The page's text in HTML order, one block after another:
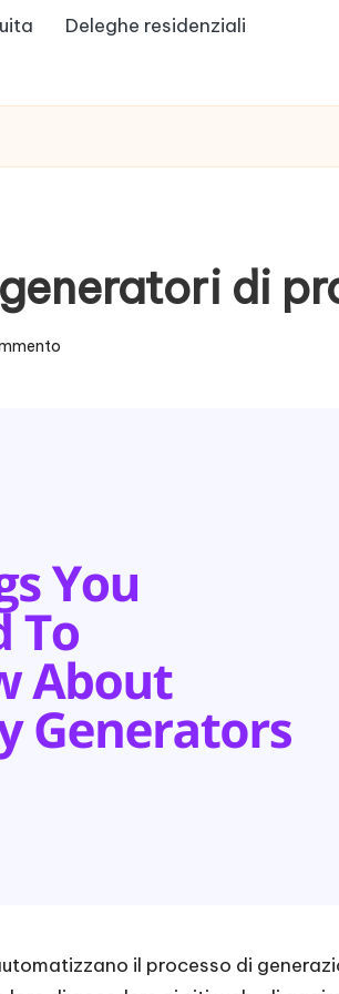
Deleghe residenziali
di
il processo di